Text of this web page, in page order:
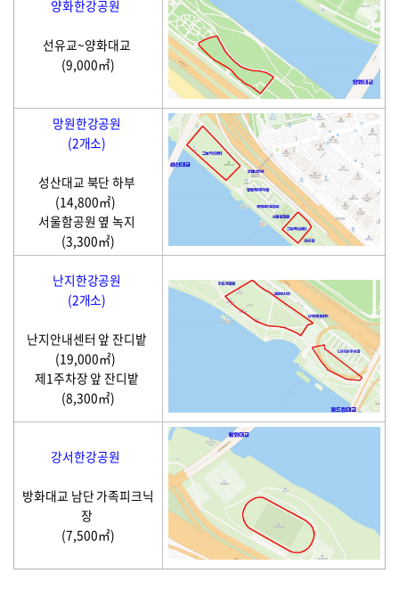
양화한강공원
선유교~양화대교
(9,000㎡)
망원한강공원
(2개소)
성산대교 북단 하부
(14,800㎡)
서울함공원 옆 녹지
(3,300㎡)
난지한강공원
(2개소)
난지안내센터 앞 잔디밭
(19,000㎡)
제1주차장 앞 잔디밭
(8,300㎡)
강서한강공원
방화대교 남단 가족피크닉
장
(7,500㎡)